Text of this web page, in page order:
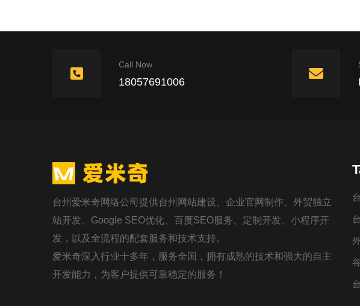
Call Now
18057691006
台州爱米奇网络公司提供台州网站建设、企业官网制作、外贸独立
站开发、Google SEO优化、百度SEO服务、定制开发、小程序开
发，以及全流程的配套服务和技术支持。
爱米奇深入行业十多年，服务全国，拥有成熟的技术和强大的自主
开发能力，为客户提供可靠稳定的服务！